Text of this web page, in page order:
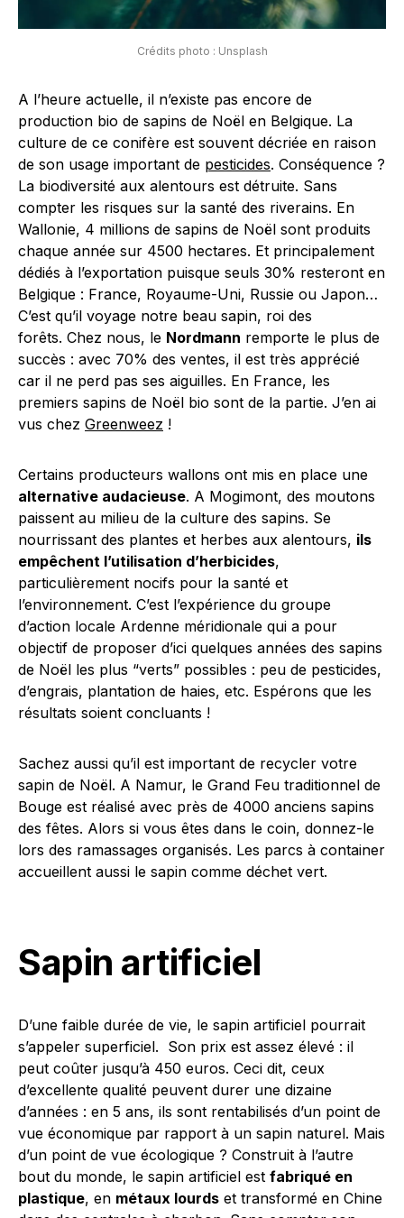
Crédits photo : Unsplash
A l’heure actuelle, il n’existe pas encore de
production bio de sapins de Noël en Belgique. La
culture de ce conifère est souvent décriée en raison
de son usage important de pesticides. Conséquence ?
La biodiversité aux alentours est détruite. Sans
compter les risques sur la santé des riverains. En
Wallonie, 4 millions de sapins de Noël sont produits
chaque année sur 4500 hectares. Et principalement
dédiés à l’exportation puisque seuls 30% resteront en
Belgique : France, Royaume-Uni, Russie ou Japon…
C’est qu’il voyage notre beau sapin, roi des
forêts. Chez nous, le Nordmann remporte le plus de
succès : avec 70% des ventes, il est très apprécié
car il ne perd pas ses aiguilles. En France, les
premiers sapins de Noël bio sont de la partie. J’en ai
vus chez Greenweez !
Certains producteurs wallons ont mis en place une
alternative audacieuse. A Mogimont, des moutons
paissent au milieu de la culture des sapins. Se
nourrissant des plantes et herbes aux alentours, ils
empêchent l’utilisation d’herbicides,
particulièrement nocifs pour la santé et
l’environnement. C’est l’expérience du groupe
d’action locale Ardenne méridionale qui a pour
objectif de proposer d’ici quelques années des sapins
de Noël les plus “verts” possibles : peu de pesticides,
d’engrais, plantation de haies, etc. Espérons que les
résultats soient concluants !
Sachez aussi qu’il est important de recycler votre
sapin de Noël. A Namur, le Grand Feu traditionnel de
Bouge est réalisé avec près de 4000 anciens sapins
des fêtes. Alors si vous êtes dans le coin, donnez-le
lors des ramassages organisés. Les parcs à container
accueillent aussi le sapin comme déchet vert.
Sapin artificiel
D’une faible durée de vie, le sapin artificiel pourrait
s’appeler superficiel. Son prix est assez élevé : il
peut coûter jusqu’à 450 euros. Ceci dit, ceux
d’excellente qualité peuvent durer une dizaine
d’années : en 5 ans, ils sont rentabilisés d’un point de
vue économique par rapport à un sapin naturel. Mais
d’un point de vue écologique ? Construit à l’autre
bout du monde, le sapin artificiel est fabriqué en
plastique, en métaux lourds et transformé en Chine